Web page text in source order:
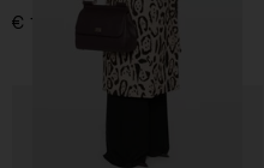
€ 1.850,00